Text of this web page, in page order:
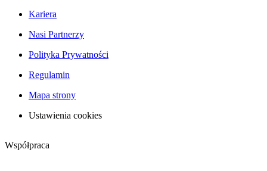
Kariera
Nasi Partnerzy
Polityka Prywatności
Regulamin
Mapa strony
Ustawienia cookies
Współpraca